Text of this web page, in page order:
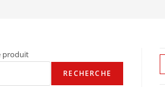
produit
RECHERCHE